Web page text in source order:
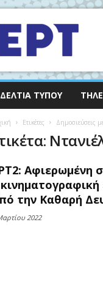
ΔΕΛΤΊΑ ΤΎΠΟΥ
Ετικέτες Δημοσιεύσεις
Αφιερωμένη
την Καθαρή
2022